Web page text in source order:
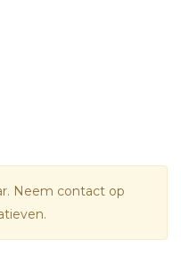
Neem contact op